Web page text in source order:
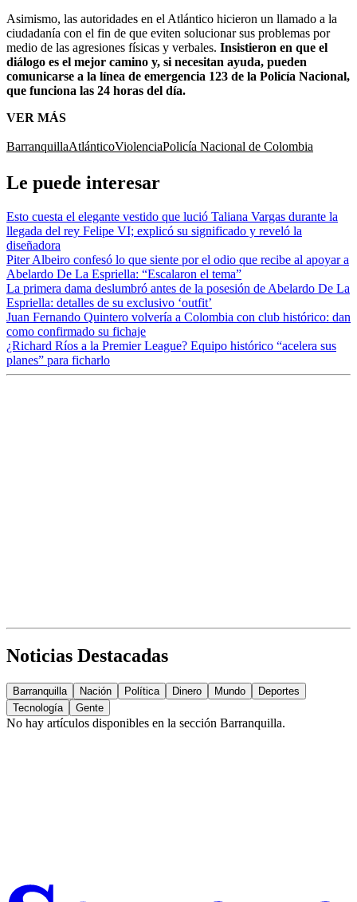
Asimismo, las autoridades en el Atlántico hicieron un llamado a la
ciudadanía con el fin de que eviten solucionar sus problemas por
medio de las agresiones físicas y verbales. Insistieron en que el
diálogo es el mejor camino y, si necesitan ayuda, pueden
comunicarse a la línea de emergencia 123 de la Policía Nacional,
que funciona las 24 horas del día.
VER MÁS
BarranquillaAtlánticoViolenciaPolicía Nacional de Colombia
Le puede interesar
Esto cuesta el elegante vestido que lució Taliana Vargas durante la
llegada del rey Felipe VI; explicó su significado y reveló la
diseñadora
Piter Albeiro confesó lo que siente por el odio que recibe al apoyar a
Abelardo De La Espriella: “Escalaron el tema”
La primera dama deslumbró antes de la posesión de Abelardo De La
Espriella: detalles de su exclusivo ‘outfit’
Juan Fernando Quintero volvería a Colombia con club histórico: dan
como confirmado su fichaje
¿Richard Ríos a la Premier League? Equipo histórico “acelera sus
planes” para ficharlo
Noticias Destacadas
Barranquilla Nación Política Dinero Mundo
Deportes
Tecnología
Gente
No hay artículos disponibles en la sección Barranquilla.